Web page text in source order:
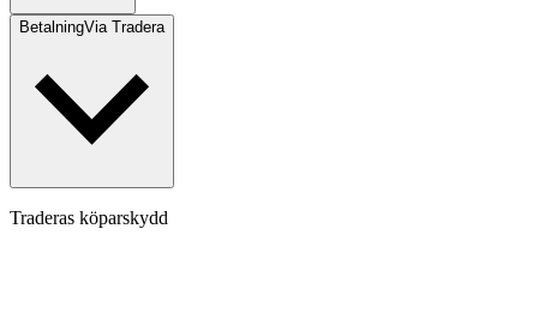
BetalningVia Tradera
Traderas köparskydd